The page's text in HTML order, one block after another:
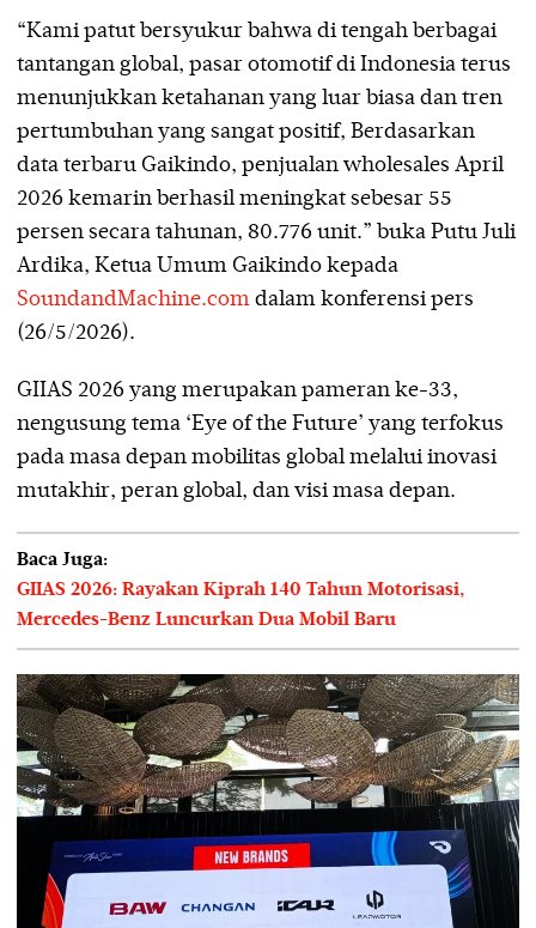
“Kami patut bersyukur bahwa di tengah berbagai
tantangan global, pasar otomotif di Indonesia terus
menunjukkan ketahanan yang luar biasa dan tren
pertumbuhan yang sangat positif, Berdasarkan
data terbaru Gaikindo, penjualan wholesales April
2026 kemarin berhasil meningkat sebesar 55
persen secara tahunan, 80.776 unit.” buka Putu Juli
Ardika, Ketua Umum Gaikindo kepada
SoundandMachine.com dalam konferensi pers
(26/5/2026).
GIIAS 2026 yang merupakan pameran ke-33,
nengusung tema ‘Eye of the Future’ yang terfokus
pada masa depan mobilitas global melalui inovasi
mutakhir, peran global, dan visi masa depan.
Baca Juga:
GIIAS 2026: Rayakan Kiprah 140 Tahun Motorisasi,
Mercedes-Benz Luncurkan Dua Mobil Baru